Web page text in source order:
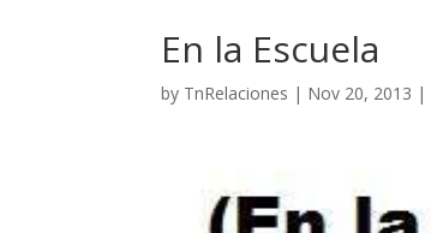
En la Escuela
by TnRelaciones | Nov 20, 2013 |